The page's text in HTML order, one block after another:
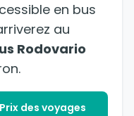
en bus
au
Rodovario
Prix des voyages